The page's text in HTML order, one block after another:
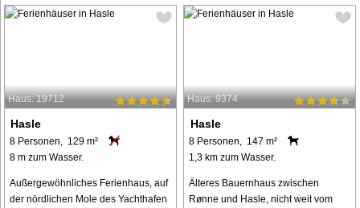
Haus: 19712
Hasle
8 Personen, 129 m²
8 m zum Wasser.
Außergewöhnliches Ferienhaus, auf
der nördlichen Mole des Yachthafen
Haus: 9374
Hasle
8 Personen, 147 m²
1,3 km zum Wasser.
Älteres Bauernhaus zwischen
Rønne und Hasle, nicht weit vom